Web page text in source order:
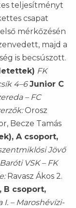
teljesítményt
csapat
mérkőzésén
majd a
is becsúszott.
FK
4–6 Junior C
– FC
Orosz
Becze Tamás
A csoport,
Jövő
Baróti VSK – FK
Ravasz Ákos 2.
B csoport,
I. – Maroshévízi-